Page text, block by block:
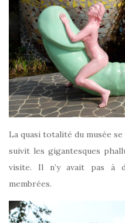
La quasi totalité du musée
suivit les gigantesques
visite. Il n’y avait pas à
membrées.